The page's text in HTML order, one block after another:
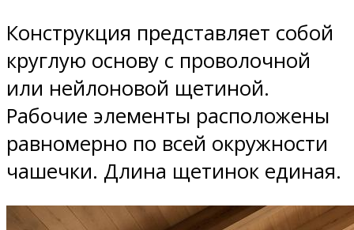
Конструкция представляет собой
круглую основу с проволочной
или нейлоновой щетиной.
Рабочие элементы расположены
равномерно по всей окружности
чашечки. Длина щетинок единая.